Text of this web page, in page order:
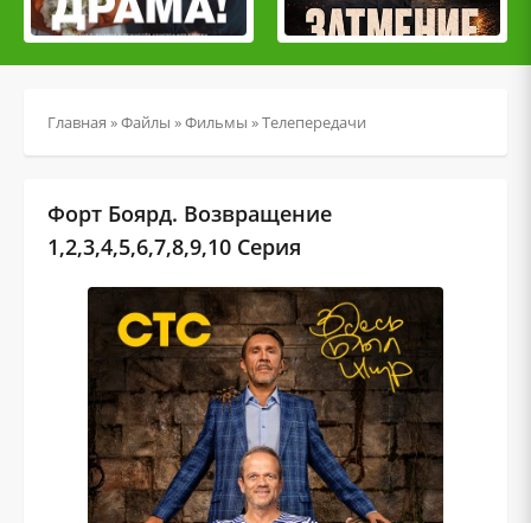
Главная »Файлы »Фильмы »Телепередачи
Форт Боярд. Возвращение
1,2,3,4,5,6,7,8,9,10 Серия